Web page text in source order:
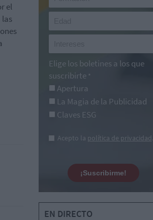
el
las
Elige los boletines a los que
suscribirte *
Apertura
La Magia de la Publicidad
Claves ESG
Acepto la política de privacidad
¡Suscribirme!
EN DIRECTO